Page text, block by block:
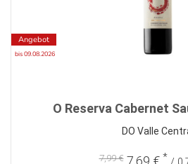
Angebot
bis 09.08.2026
O Reserva Cabernet
DO Valle
7,99 €7,69 € *